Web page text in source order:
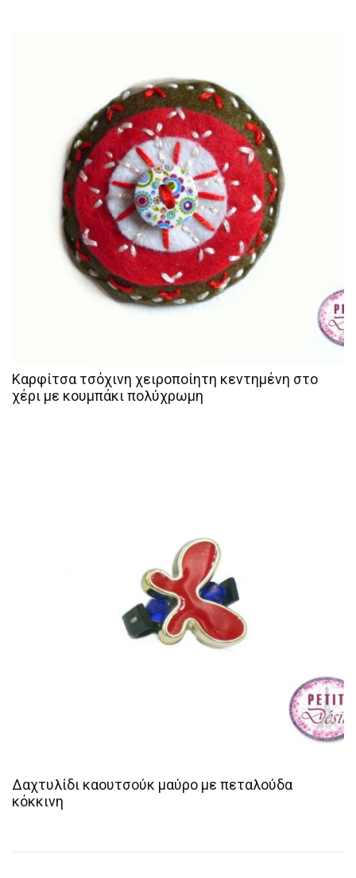
Καρφίτσα τσόχινη χειροποίητη κεντημένη στο
χέρι με κουμπάκι πολύχρωμη
Δαχτυλίδι καουτσούκ μαύρο με πεταλούδα
κόκκινη